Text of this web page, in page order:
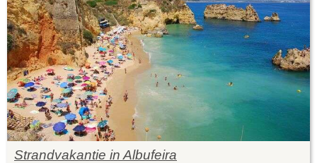
Strandvakantie in Albufeira